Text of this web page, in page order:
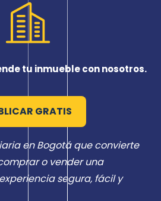
en Bogotá que convierte
o vender una
segura, fácil y
tu inmueble con nosotros.
GRATIS